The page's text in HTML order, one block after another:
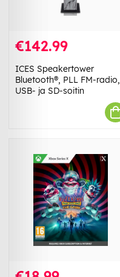
€142.99
ICES Speakertower
Bluetooth®, PLL FM-radio,
USB- ja SD-soitin